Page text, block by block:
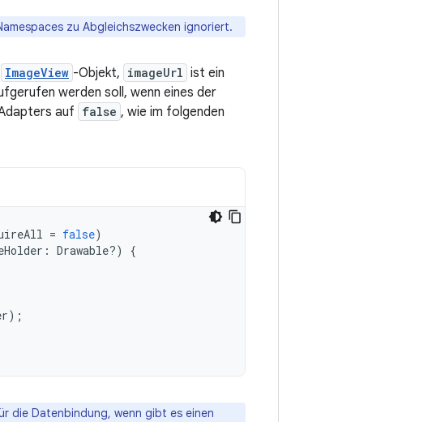
zu Abgleichszwecken ignoriert.
ImageView -Objekt, imageUrl ist ein
werden soll, wenn eines der
auf false , wie im folgenden
= false)
: Drawable?)
{
);
die Datenbindung, wenn gibt es einen